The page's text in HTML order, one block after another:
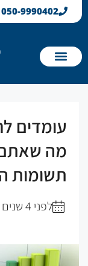
050-
שאתם
לפני 4 שנים